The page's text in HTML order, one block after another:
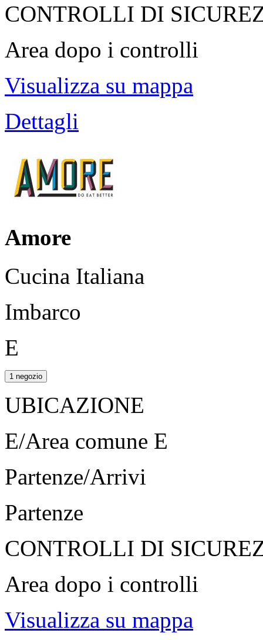
CONTROLLI DI
Area dopo i controlli
Visualizza su mappa
Dettagli
Amore
Cucina Italiana
Imbarco
E
1 negozio
UBICAZIONE
E/Area comune E
Partenze/Arrivi
Partenze
CONTROLLI DI
Area dopo i controlli
Visualizza su mappa